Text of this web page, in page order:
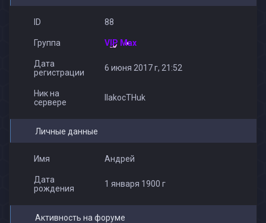
Medvejonok
ID 88
Группа VIP Max
Дата
регистрации
6 июня 2017 г, 21:52
Ник на
сервере
IIakocTHuk
Личные данные
Имя Андрей
Дата
рождения
1 января 1900 г
Активность на форуме